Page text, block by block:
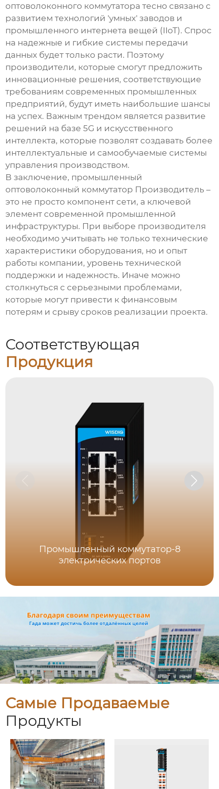
оптоволоконного коммутатора тесно связано с
развитием технологий 'умных' заводов и
промышленного интернета вещей (IIoT). Спрос
на надежные и гибкие системы передачи
данных будет только расти. Поэтому
производители, которые смогут предложить
инновационные решения, соответствующие
требованиям современных промышленных
предприятий, будут иметь наибольшие шансы
на успех. Важным трендом является развитие
решений на базе 5G и искусственного
интеллекта, которые позволят создавать более
интеллектуальные и самообучаемые системы
управления производством.
В заключение, промышленный
оптоволоконный коммутатор Производитель –
это не просто компонент сети, а ключевой
элемент современной промышленной
инфраструктуры. При выборе производителя
необходимо учитывать не только технические
характеристики оборудования, но и опыт
работы компании, уровень технической
поддержки и надежность. Иначе можно
столкнуться с серьезными проблемами,
которые могут привести к финансовым
потерям и срыву сроков реализации проекта.
Соответствующая
Продукция
Промышленный коммутатор-8
электрических портов
Самые Продаваемые
Продукты